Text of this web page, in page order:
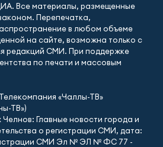
Все материалы, размещенные
Перепечатка,
в любом объеме
на сайте, возможна только с
редакций СМИ. При поддержке
по печати и массовым
«Чаллы-ТВ»
ТВ»)
Главные новости города и
о регистрации СМИ, дата:
СМИ Эл № ЭЛ № ФС 77 -